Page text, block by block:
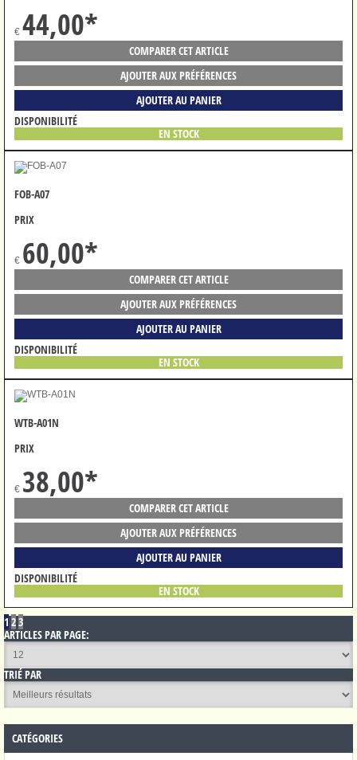
€ 44,00*
COMPARER CET ARTICLE
AJOUTER AUX PRÉFÉRENCES
AJOUTER AU PANIER
DISPONIBILITÉ
EN STOCK
FOB-A07
PRIX
€ 60,00*
COMPARER CET ARTICLE
AJOUTER AUX PRÉFÉRENCES
AJOUTER AU PANIER
DISPONIBILITÉ
EN STOCK
WTB-A01N
PRIX
€ 38,00*
COMPARER CET ARTICLE
AJOUTER AUX PRÉFÉRENCES
AJOUTER AU PANIER
DISPONIBILITÉ
EN STOCK
1 23
ARTICLES PAR PAGE:
TRIÉ PAR
CATÉGORIES